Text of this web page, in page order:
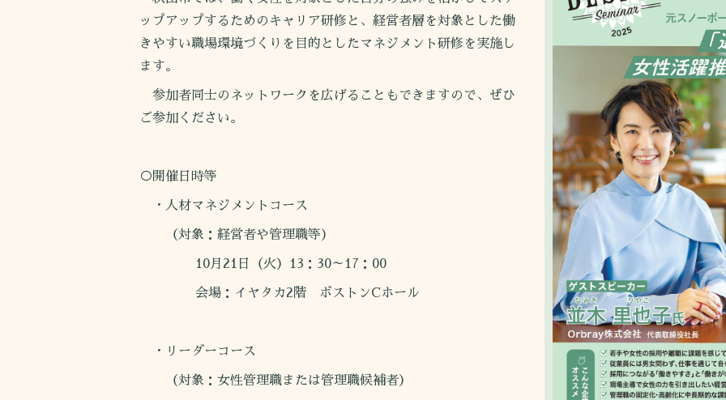
ップアップするためのキャリア研修と、経営者層を対象とした働
きやすい職場環境づくりを目的としたマネジメント研修を実施し
ます。
参加者同士のネットワークを広げることもできますので、ぜひ
ご参加ください。
○開催日時等
・人材マネジメントコース
（対象：経営者や管理職等）
10月21日（火）13：30～17：00
会場：イヤタカ2階 ボストンCホール
・リーダーコース
（対象：女性管理職または管理職候補者）